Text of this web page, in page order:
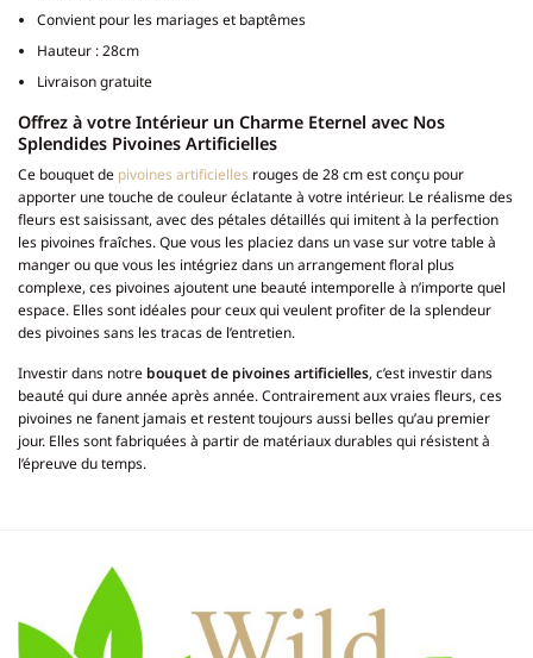
Convient pour les mariages et baptêmes
Hauteur : 28cm
Livraison gratuite
Offrez à votre Intérieur un Charme Eternel avec Nos
Splendides Pivoines Artificielles
Ce bouquet de pivoines artificielles rouges de 28 cm est conçu pour
apporter une touche de couleur éclatante à votre intérieur. Le réalisme des
fleurs est saisissant, avec des pétales détaillés qui imitent à la perfection
les pivoines fraîches. Que vous les placiez dans un vase sur votre table à
manger ou que vous les intégriez dans un arrangement floral plus
complexe, ces pivoines ajoutent une beauté intemporelle à n’importe quel
espace. Elles sont idéales pour ceux qui veulent profiter de la splendeur
des pivoines sans les tracas de l’entretien.
Investir dans notre bouquet de pivoines artificielles, c’est investir dans
beauté qui dure année après année. Contrairement aux vraies fleurs, ces
pivoines ne fanent jamais et restent toujours aussi belles qu’au premier
jour. Elles sont fabriquées à partir de matériaux durables qui résistent à
l’épreuve du temps.